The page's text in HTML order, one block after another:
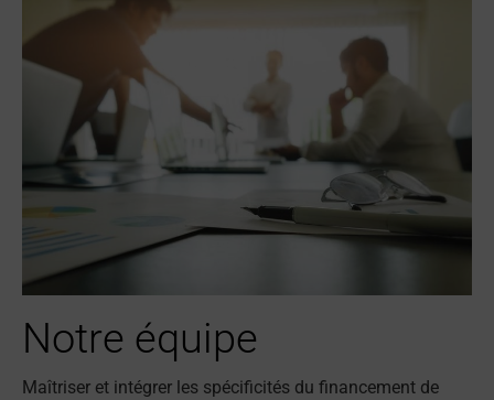
Notre équipe
Maîtriser et intégrer les spécificités du financement de